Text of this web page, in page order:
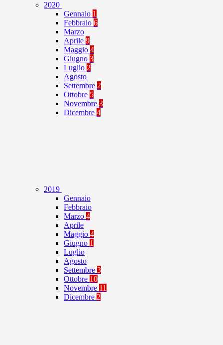
2020
Gennaio 1
Febbraio 6
Marzo
Aprile 9
Maggio 4
Giugno 3
Luglio 2
Agosto
Settembre 2
Ottobre 5
Novembre 3
Dicembre 4
2019
Gennaio
Febbraio
Marzo 4
Aprile
Maggio 4
Giugno 1
Luglio
Agosto
Settembre 3
Ottobre 10
Novembre 11
Dicembre 2